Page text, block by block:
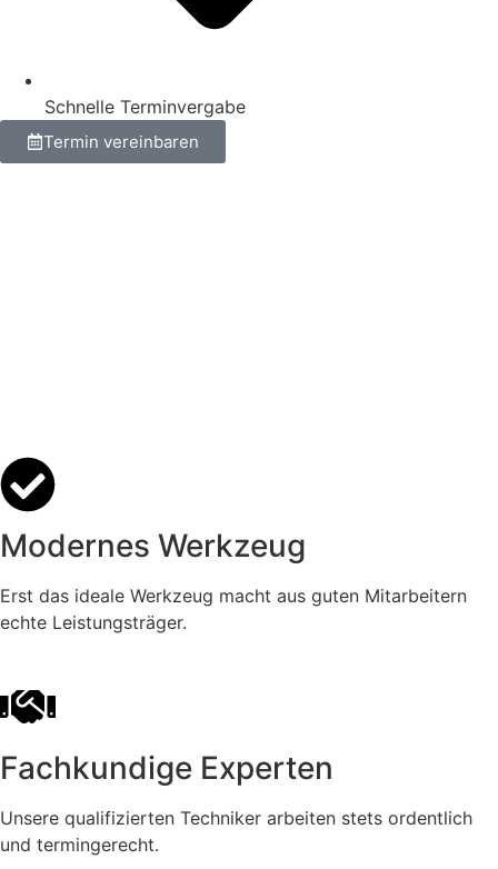
Schnelle Terminvergabe
Termin vereinbaren
Modernes Werkzeug
Erst das ideale Werkzeug macht aus guten Mitarbeitern
echte Leistungsträger.
Fachkundige Experten
Unsere qualifizierten Techniker arbeiten stets ordentlich
und termingerecht.